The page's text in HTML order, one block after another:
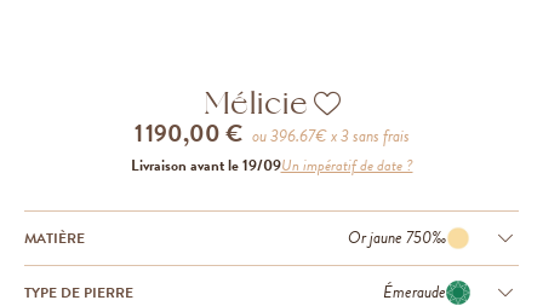
Mélicie
1 190,00 € ou396.67€ x 3 sans frais
Livraison avant le 19/09Un impératif de date ?
MATIÈRE Or jaune 750‰
TYPE DE PIERRE Émeraude